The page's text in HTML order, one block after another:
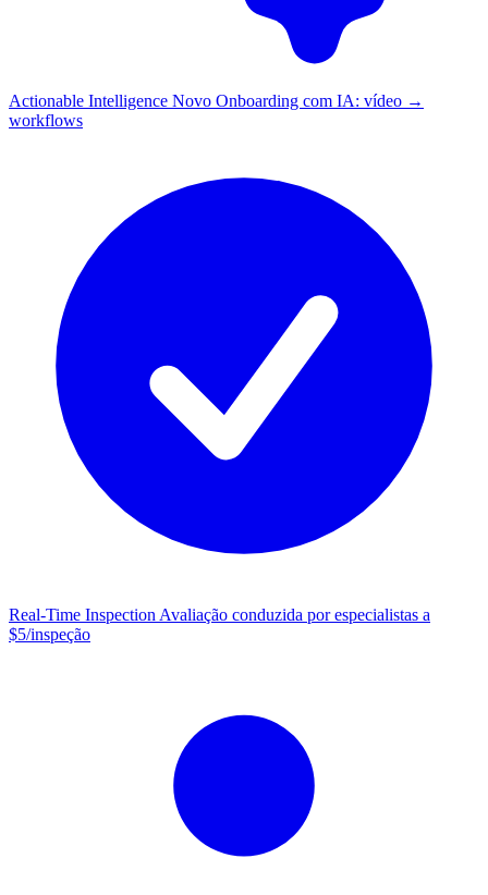
Actionable Intelligence Novo Onboarding com IA: vídeo →
workflows
Real-Time Inspection Avaliação conduzida por especialistas a
$5/inspeção